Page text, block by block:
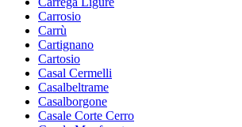
Carrosio
Carrù
Cartignano
Cartosio
Casal Cermelli
Casalbeltrame
Casalborgone
Casale Corte Cerro